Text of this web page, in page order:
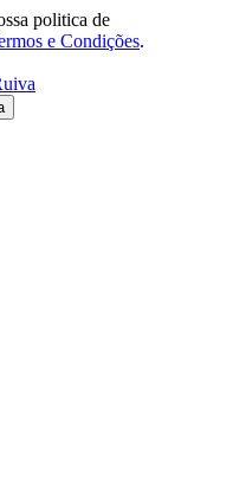
politica de
e Condições.